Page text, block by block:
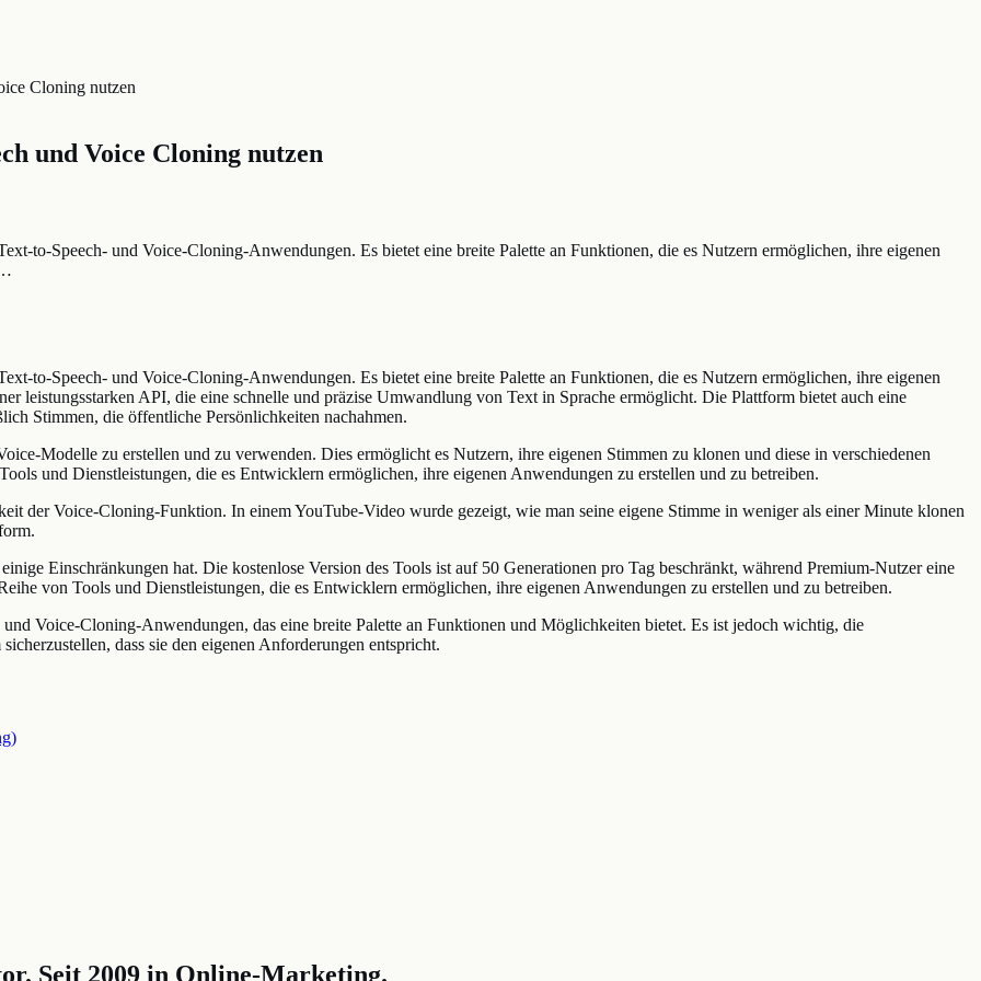
Cloning nutzen
und Voice Cloning nutzen
to-Speech- und Voice-Cloning-Anwendungen. Es bietet eine breite Palette an Funktionen, die es Nutzern ermöglichen, ihre eigenen
to-Speech- und Voice-Cloning-Anwendungen. Es bietet eine breite Palette an Funktionen, die es Nutzern ermöglichen, ihre eigenen
leistungsstarken API, die eine schnelle und präzise Umwandlung von Text in Sprache ermöglicht. Die Plattform bietet auch eine
Stimmen, die öffentliche Persönlichkeiten nachahmen.
Modelle zu erstellen und zu verwenden. Dies ermöglicht es Nutzern, ihre eigenen Stimmen zu klonen und diese in verschiedenen
und Dienstleistungen, die es Entwicklern ermöglichen, ihre eigenen Anwendungen zu erstellen und zu betreiben.
der Voice-Cloning-Funktion. In einem YouTube-Video wurde gezeigt, wie man seine eigene Stimme in weniger als einer Minute klonen
Einschränkungen hat. Die kostenlose Version des Tools ist auf 50 Generationen pro Tag beschränkt, während Premium-Nutzer eine
von Tools und Dienstleistungen, die es Entwicklern ermöglichen, ihre eigenen Anwendungen zu erstellen und zu betreiben.
Voice-Cloning-Anwendungen, das eine breite Palette an Funktionen und Möglichkeiten bietet. Es ist jedoch wichtig, die
dass sie den eigenen Anforderungen entspricht.
Seit 2009 in Online-Marketing.